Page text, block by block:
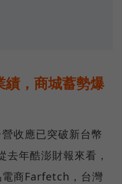
，商城蓄勢爆
收應已突破新台幣
年酷澎財報來看，
商Farfetch，台灣